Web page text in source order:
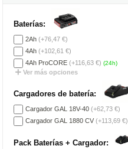
Baterías:
2Ah (+76,47 €)
4Ah (+102,61 €)
4Ah ProCORE (+116,63 €) (24h)
Ver más opciones
Cargadores de batería:
Cargador GAL 18V-40 (+62,73 €)
Cargador GAL 1880 CV (+113,69 €)
Pack Baterías + Cargador: